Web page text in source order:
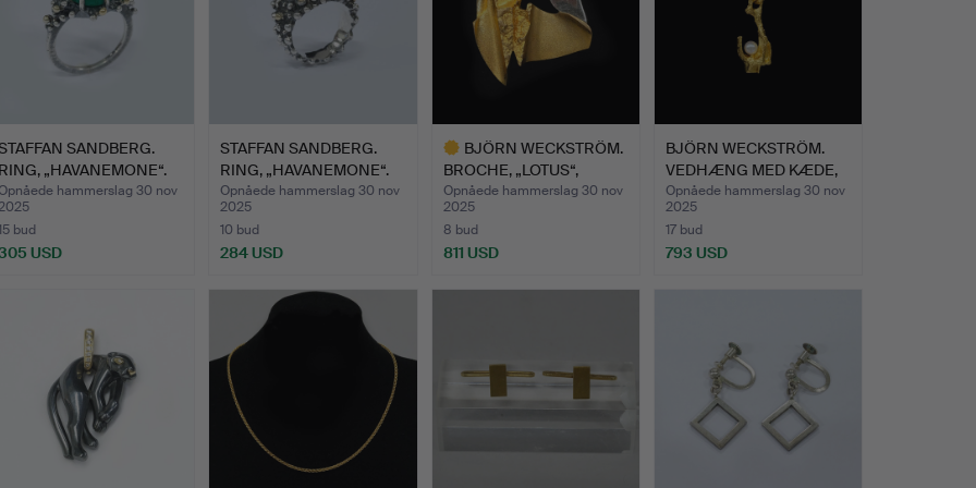
SANDBERG.
„HAVANEMONE“.
hammerslag 30 nov
bud
USD
STAFFAN SANDBERG.
RING, „HAVANEMONE“.
Opnåede hammerslag 30 nov
2025
10 bud
284 USD
BJÖRN WECKSTRÖM.
BROCHE, „LOTUS“,
LAPPONIA.
Opnåede hammerslag 30 nov
2025
8 bud
811 USD
BJÖRN WECKSTRÖM.
VEDHÆNG MED KÆDE,
„VED KI…
Opnåede hammerslag 30 nov
2025
17 bud
793 USD